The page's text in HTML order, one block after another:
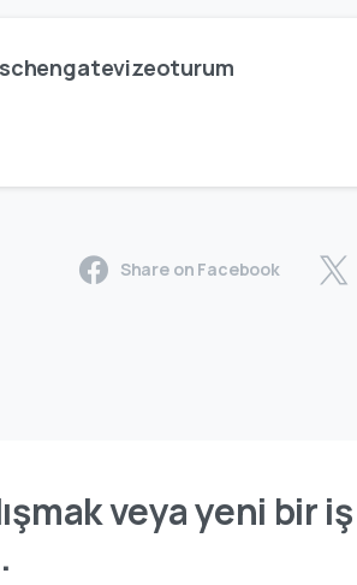
schengatevizeoturum
Share on Facebook
veya yeni bir